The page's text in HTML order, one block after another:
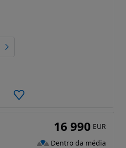
16 990 EUR
Dentro da média